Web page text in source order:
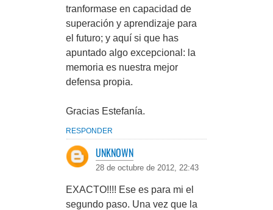
tranformase en capacidad de
superación y aprendizaje para
el futuro; y aquí si que has
apuntado algo excepcional: la
memoria es nuestra mejor
defensa propia.
Gracias Estefanía.
RESPONDER
UNKNOWN
28 de octubre de 2012, 22:43
EXACTO!!!! Ese es para mi el
segundo paso. Una vez que la